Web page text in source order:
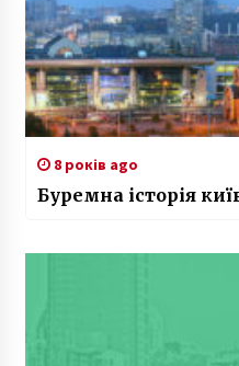
8 років ago
Буремна історія